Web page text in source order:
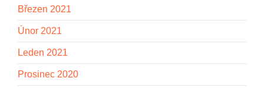
Březen 2021
Únor 2021
Leden 2021
Prosinec 2020